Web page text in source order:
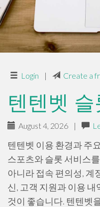
Login | Create a
텐텐벳
August 4, 2026 |
텐텐벳 이용 환경과 주
스포츠와 슬롯 서비스
아니라 접속 편의성, 계
신, 고객 지원과 이용
것이 좋습니다. 텐텐벳